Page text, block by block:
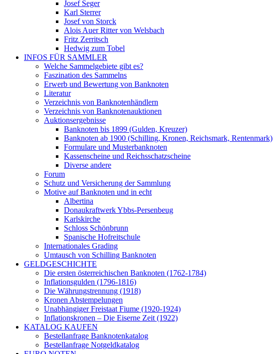
Josef Seger
Karl Sterrer
Josef von Storck
Alois Auer Ritter von Welsbach
Fritz Zerritsch
Hedwig zum Tobel
INFOS FÜR SAMMLER
Welche Sammelgebiete gibt es?
Faszination des Sammelns
Erwerb und Bewertung von Banknoten
Literatur
Verzeichnis von Banknotenhändlern
Verzeichnis von Banknotenauktionen
Auktionsergebnisse
Banknoten bis 1899 (Gulden, Kreuzer)
Banknoten ab 1900 (Schilling, Kronen, Reichsmark, Rentenmark)
Formulare und Musterbanknoten
Kassenscheine und Reichsschatzscheine
Diverse andere
Forum
Schutz und Versicherung der Sammlung
Motive auf Banknoten und in echt
Albertina
Donaukraftwerk Ybbs-Persenbeug
Karlskirche
Schloss Schönbrunn
Spanische Hofreitschule
Internationales Grading
Umtausch von Schilling Banknoten
GELDGESCHICHTE
Die ersten österreichischen Banknoten (1762-1784)
Inflationsgulden (1796-1816)
Die Währungstrennung (1918)
Kronen Abstempelungen
Unabhängiger Freistaat Fiume (1920-1924)
Inflationskronen – Die Eiserne Zeit (1922)
KATALOG KAUFEN
Bestellanfrage Banknotenkatalog
Bestellanfrage Notgeldkatalog